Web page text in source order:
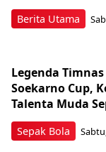
Berita Utama
Sepak Bola
Legenda
Soekarno Cup,
Talenta Muda